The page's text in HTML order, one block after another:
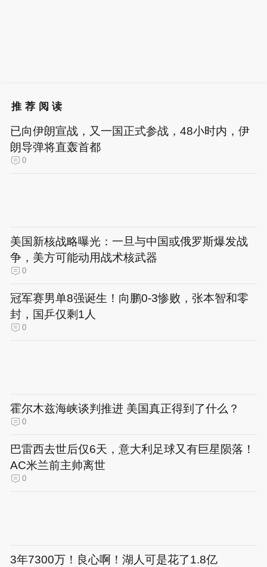
推荐阅读
已向伊朗宣战，又一国正式参战，48小时内，伊
朗导弹将直轰首都
0
美国新核战略曝光：一旦与中国或俄罗斯爆发战
争，美方可能动用战术核武器
0
冠军赛男单8强诞生！向鹏0-3惨败，张本智和零
封，国乒仅剩1人
0
霍尔木兹海峡谈判推进 美国真正得到了什么？
0
巴雷西去世后仅6天，意大利足球又有巨星陨落！
AC米兰前主帅离世
0
3年7300万！良心啊！湖人可是花了1.8亿